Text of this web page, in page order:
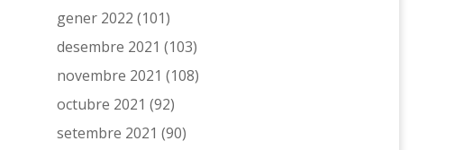
gener 2022 (101)
desembre 2021 (103)
novembre 2021 (108)
octubre 2021 (92)
setembre 2021 (90)